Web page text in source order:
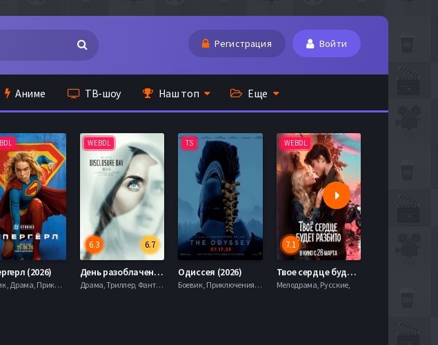
Регистрация Войти
Аниме ТВ-шоу Наш топ Еще
(2026)
Боевик , Драма, Приключения, Фантастика,
WEBDL
6.7
6.3
День разоблачения (2026)
Драма, Триллер, Фантастика,
TS
Одиссея (2026)
Боевик , Приключения, Фэнтези,
WEBDL
7.1
Твое сердце будет разбито (2026)
Мелодрама, Русские,